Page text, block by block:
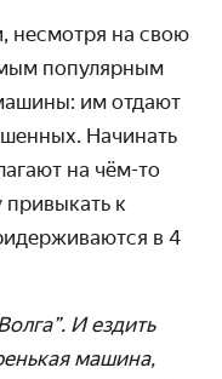
несмотря на свою
популярным
им отдают
Начинать
на чём-то
привыкать к
в 4
И ездить
машина,